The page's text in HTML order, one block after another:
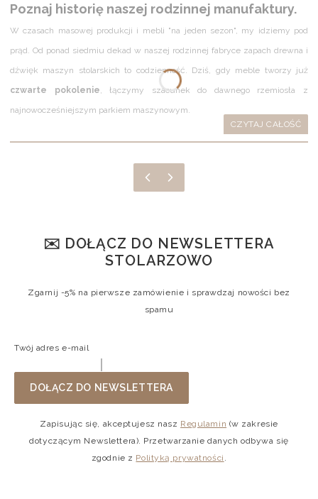
Poznaj historię naszej rodzinnej manufaktury.
W czasach masowej produkcji i mebli "na jeden sezon", my idziemy pod
prąd. Od ponad siedmiu dekad w naszej rodzinnej fabryce zapach drewna i
dźwięk maszyn stolarskich to codzienność. Dziś, gdy meble tworzy już
czwarte pokolenie, łączymy szacunek do dawnego rzemiosła z
najnowocześniejszym parkiem maszynowym.
CZYTAJ CAŁOŚĆ
✉️ DOŁĄCZ DO NEWSLETTERA
STOLARZOWO
Zgarnij -5% na pierwsze zamówienie i sprawdzaj nowości bez
spamu
Twój adres e-mail
DOŁĄCZ DO NEWSLETTERA
Zapisując się, akceptujesz nasz Regulamin (w zakresie
dotyczącym Newslettera). Przetwarzanie danych odbywa się
zgodnie z Polityką prywatności .